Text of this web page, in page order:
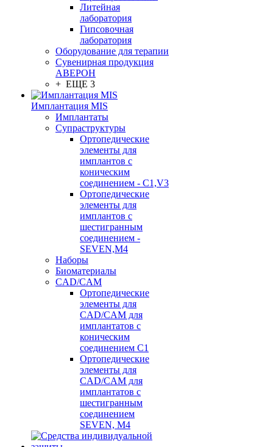
Литейная
лаборатория
Гипсовочная
лаборатория
Оборудование для терапии
Сувенирная продукция
АВЕРОН
+ ЕЩЕ 3
Имплантация MIS
Имплантаты
Супраструктуры
Ортопедические
элементы для
имплантов с
коническим
соединением - C1,V3
Ортопедические
элементы для
имплантов с
шестигранным
соединением -
SEVEN,M4
Наборы
Биоматериалы
CAD/CAM
Ортопедические
элементы для
CAD/CAM для
имплантатов с
коническим
соединением С1
Ортопедические
элементы для
CAD/CAM для
имплантатов с
шестигранным
соединением
SEVEN, М4